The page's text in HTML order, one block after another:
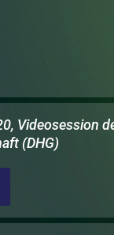
Videosession
(DHG)